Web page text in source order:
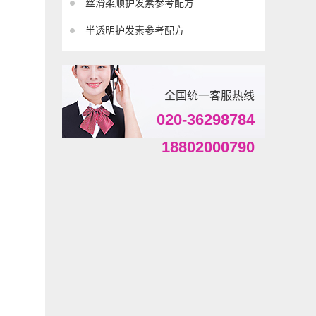
丝滑柔顺护发素参考配方
半透明护发素参考配方
全国统一客服热线
020-36298784
18802000790